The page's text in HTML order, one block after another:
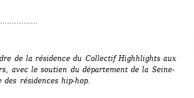
de la résidence du Collectif Highhlights aux
avec le soutien du département de la Seine-
résidences hip-hop.